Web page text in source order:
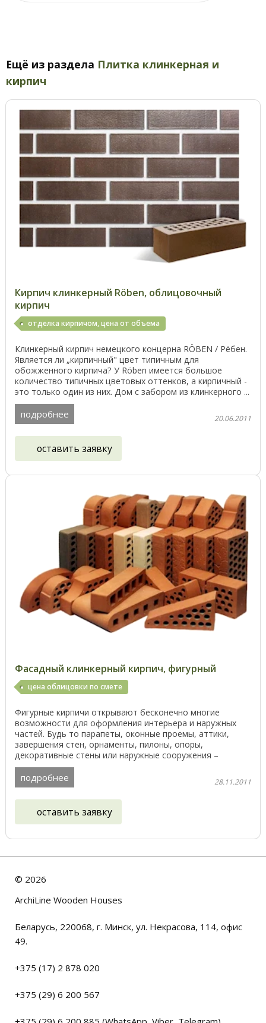
Ещё из раздела Плитка клинкерная и
кирпич
Кирпич клинкерный Röben, облицовочный
кирпич
отделка кирпичом, цена от объема
Клинкерный кирпич немецкого концерна RÖBEN / Рёбен.
Является ли „кирпичный" цвет типичным для
обожженного кирпича? У Röben имеется большое
количество типичных цветовых оттенков, а кирпичный -
это только один из них. Дом с забором из клинкерного ...
подробнее 20.06.2011
оставить заявку
Фасадный клинкерный кирпич, фигурный
цена облицовки по смете
Фигурные кирпичи открывают бесконечно многие
возможности для оформления интерьера и наружных
частей. Будь то парапеты, оконные проемы, аттики,
завершения стен, орнаменты, пилоны, опоры,
декоративные стены или наружные сооружения –
широкий спектр ...
подробнее 28.11.2011
оставить заявку
© 2026
ArchiLine Wooden Houses
Беларусь, 220068, г. Минск, ул. Некрасова, 114, офис
49.
+375 (17) 2 878 020
+375 (29) 6 200 567